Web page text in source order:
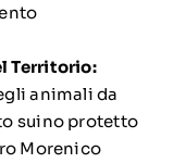
Territorio:
animali da
suino protetto
Morenico